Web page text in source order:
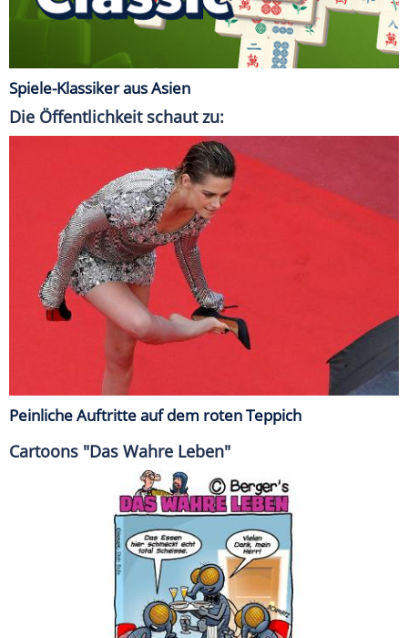
Spiele-Klassiker aus Asien
Die Öffentlichkeit schaut zu:
Peinliche Auftritte auf dem roten Teppich
Cartoons "Das Wahre Leben"